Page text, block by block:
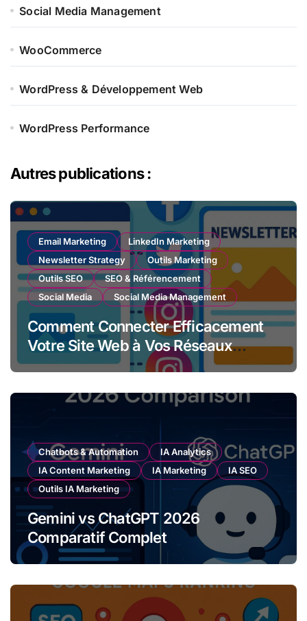
Social Media Management
WooCommerce
WordPress & Développement Web
WordPress Performance
Autres publications :
Email Marketing
LinkedIn Marketing
Newsletter Strategy
Outils Marketing
Outils SEO
SEO & Référencement
Social Media
Social Media Management
Comment Connecter Efficacement
Votre Site Web à Vos Réseaux
Sociaux et Newsletter
Chatbots & Automation
IA Analytics
IA Content Marketing
IA Marketing
IA SEO
Outils IA Marketing
Gemini vs ChatGPT 2026
Comparatif Complet